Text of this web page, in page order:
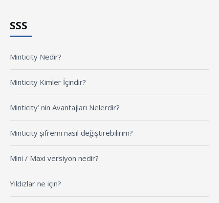
SSS
Minticity Nedir?
Minticity Kimler İçindir?
Minticity’ nin Avantajları Nelerdir?
Minticity şifremi nasıl değiştirebilirim?
Mini / Maxi versiyon nedir?
Yıldızlar ne için?